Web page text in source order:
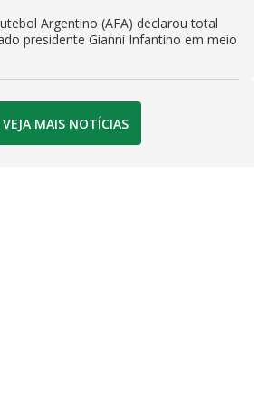
Argentino (AFA) declarou total
presidente Gianni Infantino em meio
VEJA MAIS NOTÍCIAS